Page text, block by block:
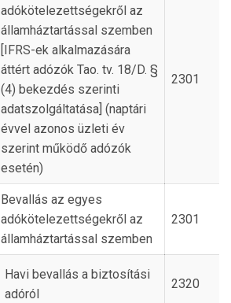
adókötelezettségekről az
államháztartással szemben
[IFRS-ek alkalmazására
áttért adózók Tao. tv. 18/D. §
(4) bekezdés szerinti
adatszolgáltatása] (naptári
évvel azonos üzleti év
szerint működő adózók
esetén)
2301
Bevallás az egyes
adókötelezettségekről az
államháztartással szemben
2301
Havi bevallás a biztosítási
adóról
2320